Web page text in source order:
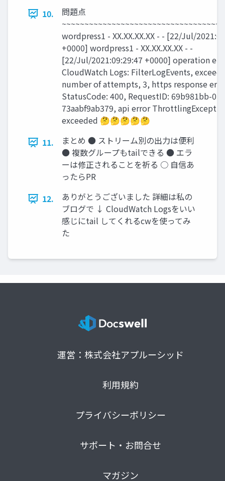
10.
問題点
wordpress1 - XX.XX.XX.XX - - [22/Jul/
+0000] wordpress1 - XX.XX.XX.XX - -
[22/Jul/2021:09:29:47 +0000] operation
CloudWatch Logs: FilterLogEvents,
number of attempts, 3, https response
StatusCode: 400, RequestID: 69b981bb-
73aabf9ab379, api error
exceeded 🤔🤔🤔🤔🤔
11.
まとめ ● ストリーム別の出力は便利
● 複数グループもtailできる ● エラ
ーは修正されることを祈る ○ 自信あ
ったらPR
12.
ありがとうございました 詳細は私の
ブログで ↓ CloudWatch Logsをいい
感じにtail してくれるcwを使ってみ
た
運営：株式会社アプルーシッド
利用規約
プライバシーポリシー
サポート・お問合せ
マガジン